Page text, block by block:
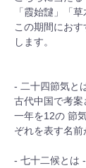
「霞始靆」「草
この期間にお
します。
- 二十四節気と
古代中国で考案
一年を12の 節
ぞれを表す名前
- 七十二候とは -